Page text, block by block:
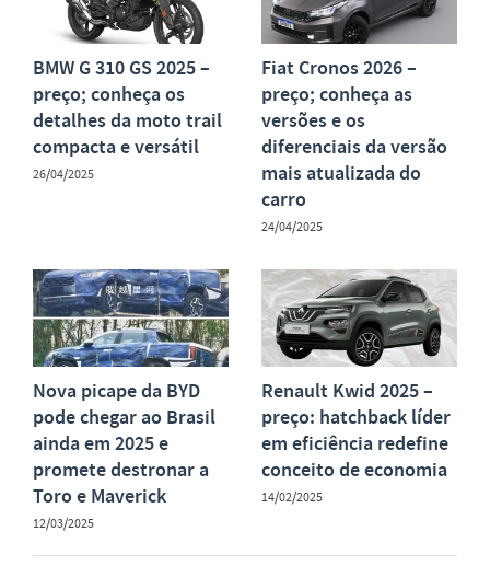
BMW G 310 GS 2025 –
preço; conheça os
detalhes da moto trail
compacta e versátil
26/04/2025
Fiat Cronos 2026 –
preço; conheça as
versões e os
diferenciais da versão
mais atualizada do
carro
24/04/2025
Nova picape da BYD
pode chegar ao Brasil
ainda em 2025 e
promete destronar a
Toro e Maverick
12/03/2025
Renault Kwid 2025 –
preço: hatchback líder
em eficiência redefine
conceito de economia
14/02/2025